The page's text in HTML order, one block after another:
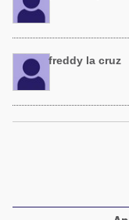
freddy la cruz